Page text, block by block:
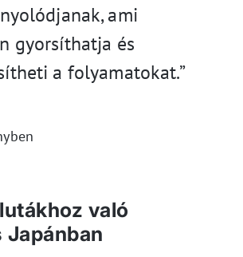
ami
gyorsíthatja és
a folyamatokat.”
való
Japánban